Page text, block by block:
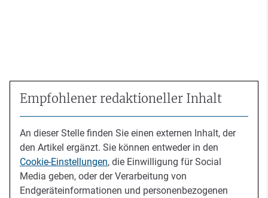
Empfohlener redaktioneller Inhalt
An dieser Stelle finden Sie einen externen Inhalt, der
den Artikel ergänzt. Sie können entweder in den
Cookie-Einstellungen, die Einwilligung für Social
Media geben, oder der Verarbeitung von
Endgeräteinformationen und personenbezogenen